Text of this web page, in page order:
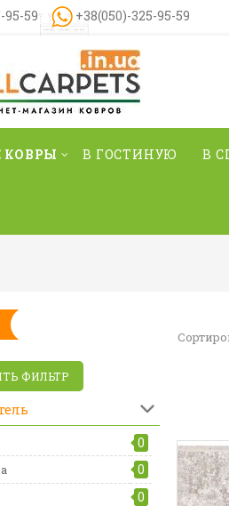
95-59 +38(050)-325-95-59
КОВРЫ В ГОСТИНУЮ В
ФИЛЬТР
0
0
0